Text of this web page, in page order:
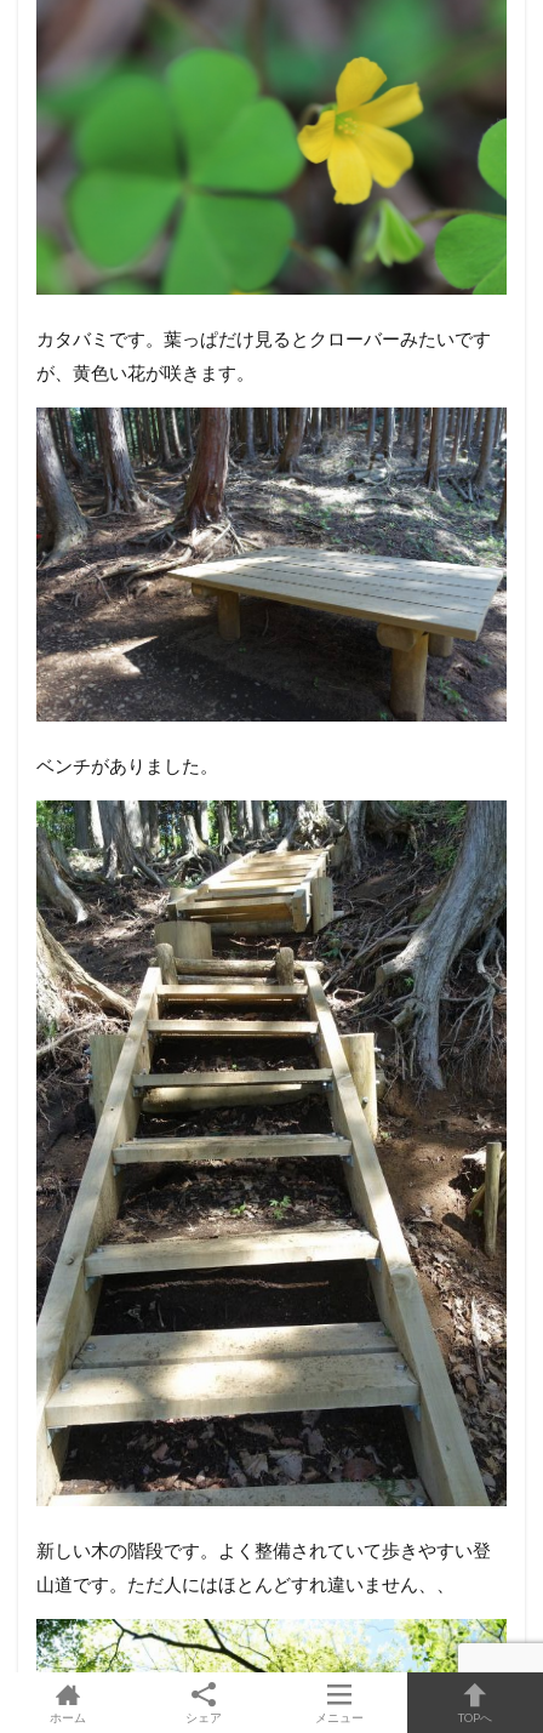
カタバミです。葉っぱだけ見るとクローバーみたいです
が、黄色い花が咲きます。
ベンチがありました。
新しい木の階段です。よく整備されていて歩きやすい登
山道です。ただ人にはほとんどすれ違いません、、
ホーム シェア メニュー TOPへ